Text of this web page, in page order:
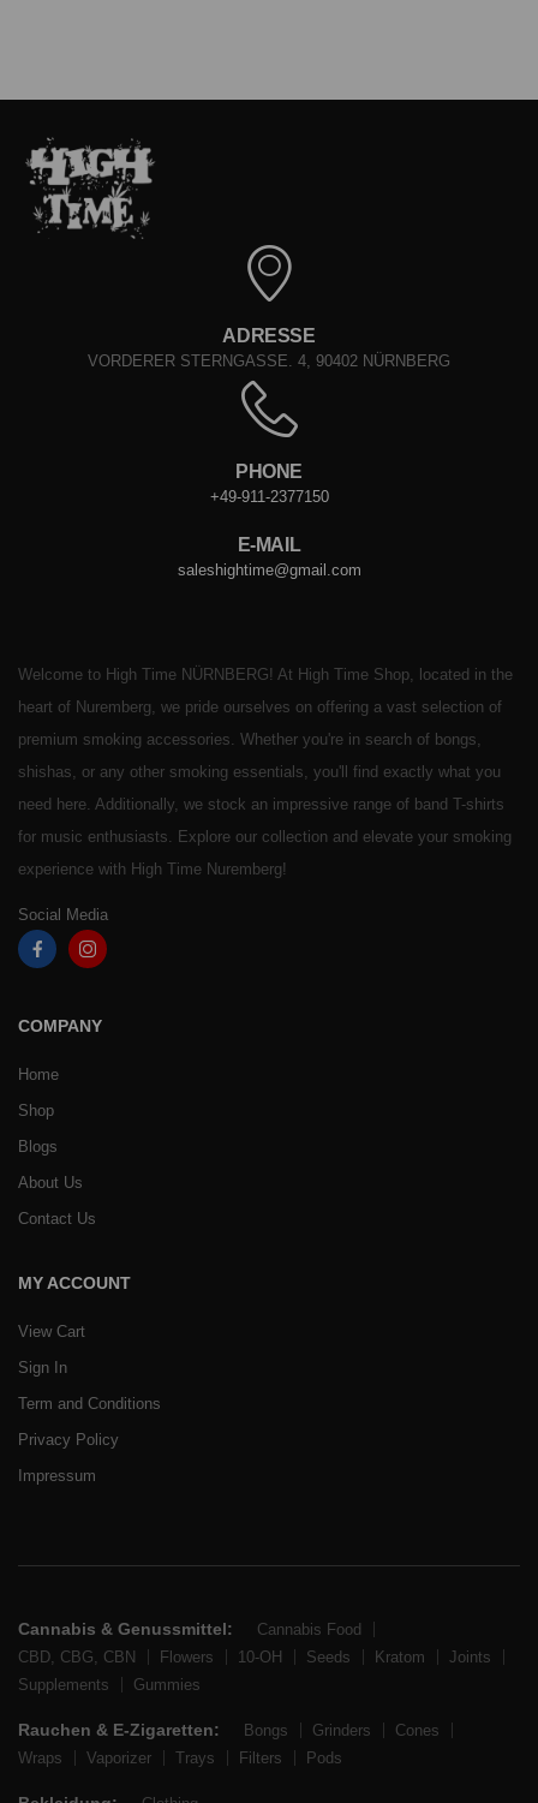
ADRESSE
VORDERER STERNGASSE. 4, 90402 NÜRNBERG
PHONE
+49-911-2377150
E-MAIL
saleshightime@gmail.com
Welcome to High Time NÜRNBERG! At High Time Shop, located in the
heart of Nuremberg, we pride ourselves on offering a vast selection of
premium smoking accessories. Whether you're in search of bongs,
shishas, or any other smoking essentials, you'll find exactly what you
need here. Additionally, we stock an impressive range of band T-shirts
for music enthusiasts. Explore our collection and elevate your smoking
experience with High Time Nuremberg!
Social Media
COMPANY
Home
Shop
Blogs
About Us
Contact Us
MY ACCOUNT
View Cart
Sign In
Term and Conditions
Privacy Policy
Impressum
Cannabis & Genussmittel:
Cannabis Food
CBD, CBG, CBN
Flowers 10-OH Seeds Kratom
Joints
Supplements
Gummies
Rauchen & E-Zigaretten: Bongs Grinders
Cones
Wraps
Vaporizer Trays Filters Pods